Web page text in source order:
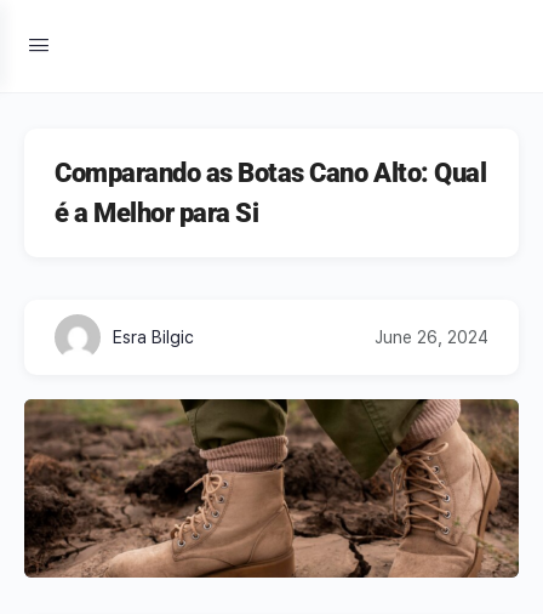
Comparando as Botas Cano Alto: Qual
é a Melhor para Si
Esra Bilgic June 26, 2024